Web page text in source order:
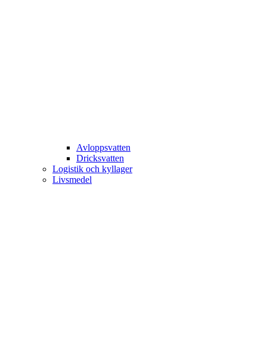
Avloppsvatten
Dricksvatten
Logistik och kyllager
Livsmedel